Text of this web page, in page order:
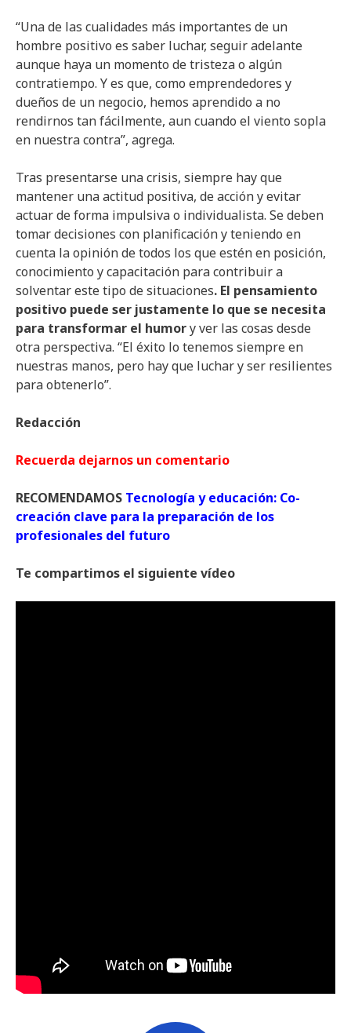
“Una de las cualidades más importantes de un
hombre positivo es saber luchar, seguir adelante
aunque haya un momento de tristeza o algún
contratiempo. Y es que, como emprendedores y
dueños de un negocio, hemos aprendido a no
rendirnos tan fácilmente, aun cuando el viento sopla
en nuestra contra”, agrega.
Tras presentarse una crisis, siempre hay que
mantener una actitud positiva, de acción y evitar
actuar de forma impulsiva o individualista. Se deben
tomar decisiones con planificación y teniendo en
cuenta la opinión de todos los que estén en posición,
conocimiento y capacitación para contribuir a
solventar este tipo de situaciones. El pensamiento
positivo puede ser justamente lo que se necesita
para transformar el humory ver las cosas desde
otra perspectiva. “El éxito lo tenemos siempre en
nuestras manos, pero hay que luchar y ser resilientes
para obtenerlo”.
Redacción
Recuerda dejarnos un comentario
RECOMENDAMOS Tecnología y educación: Co-
creación clave para la preparación de los
profesionales del futuro
Te compartimos el siguiente vídeo